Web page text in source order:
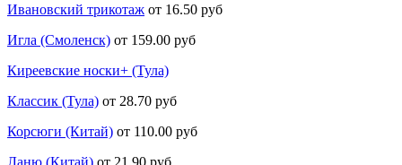
Ивановский трикотаж от 16.50 руб
Игла (Смоленск) от 159.00 руб
Киреевские носки+ (Тула)
Классик (Тула) от 28.70 руб
Корсюги (Китай) от 110.00 руб
Ланю (Китай) от 21.90 руб